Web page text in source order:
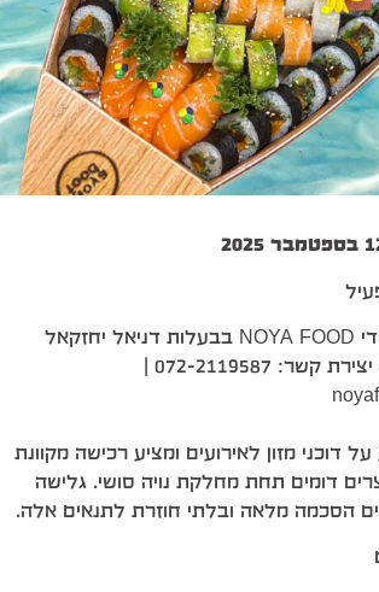
האתר מופעל על־ידי NOYA FOOD בבעלות דניאל יחזקאל
דוכני מזון לאירועים ומציע רכישה מקוונת
דומים תחת מחלקת נויה סושי. גלישה
הסכמה מלאה ובלתי חוזרת לתנאים אלה.